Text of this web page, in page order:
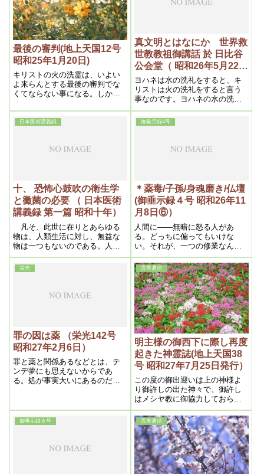
最後の審判(地上天国12号
昭和25年1月20日)
キリストの火の洗霊は、いよい
よ来らんとする最後の審判でな
くてならない事になる。しかし
は霊であるから、吾等が今行っ
ている、霊を以て霊を浄める方
あるから、火の洗霊が体的に如
われ、善には危機はない事を知
らねばならない。
真文明とはなにか 世界救
世教教祖御講話 於 日比谷
公会堂（ 昭和26年5月22日
後半)
ヨハネは水の洗礼をすると、キ
リストは火の洗礼をすると言う
事なのです。ヨハネの水の洗礼
はもうノアの洪水ですんだので
す。今度は火の洗礼となると、
それはやはり大変な、大きなこ
日本医術講義録
十、 恐怖心鼓吹の衛生学
と黴菌の必要 （ 日本医術
講義録 第一篇 昭和十年）
凡そ、此世に在りとあらゆる
物は、人類生活に対し、無益な
物は一つもないのである。人間
が今日迄の経験や学問により解
釈して以て、有害だとか無益だ
とか決める丈であって、人類生
ｻﾄﾞ)り給ふ、神の御心に依らな
御垂示録4号
＊薬毒/子孫/身魂磨き/仏壇
(御垂示録４号 昭和26年11
月8日⑥）
人間に――無暗に怒る人があ
る。どっちに偏ってもいけな
い。それが、一つの修業なんで
す。身魂磨きです。
栄光
罪の因は薬 （栄光142号
昭和27年2月6日）
罪と薬と関係あるなどとは、テ
ンデ夢にも思えないからであ
る。処が事実大いにあるのだか
霊界通信
明主様の御西下に際し再度
起きた神霊誌(地上天国38
号 昭和27年7月25日発行）
この度の御出迎いは上の神様よ
り御許しの出た神々で、御許し
はメシヤ教に御協力しておられ
る神々、あるいは今度の御出迎
いの御面会を機会に今後御協力
なさる神々だそうです。それに
今年は伊邪奈岐伊那奈美之命様
以前の神々も出られました。特
に四、五柱出られて後国常立く
にとこたち之尊様の御出ましあ
御垂示録６号 霊界通信